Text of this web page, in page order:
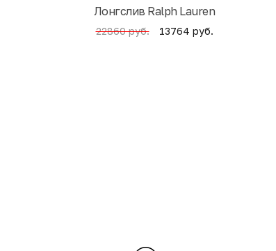
Лонгслив Ralph Lauren
22860 руб. 13764 руб.